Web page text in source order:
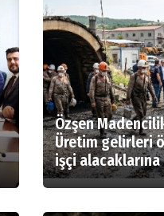
Özşen
Üretim gelirleri
işçi